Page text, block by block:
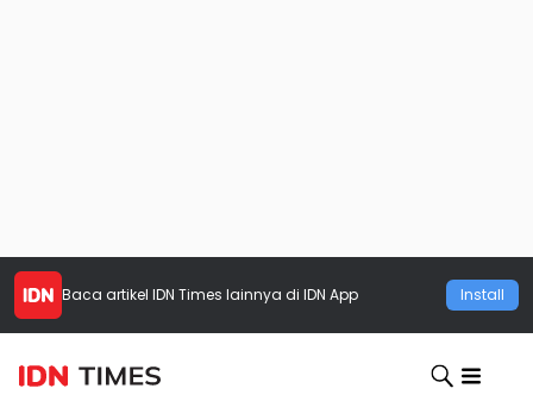
Baca artikel IDN Times lainnya di IDN App Install